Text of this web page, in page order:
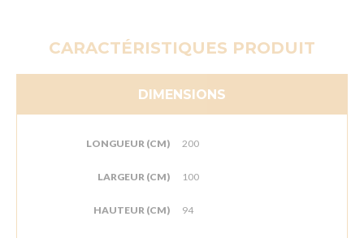
CARACTÉRISTIQUES PRODUIT
DIMENSIONS
LONGUEUR (CM) 200
LARGEUR (CM) 100
HAUTEUR (CM) 94